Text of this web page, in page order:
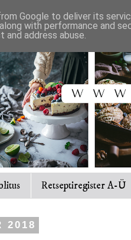
Retseptiregister A-Ü
2018
Google to deliver its
with performance and
address abuse.